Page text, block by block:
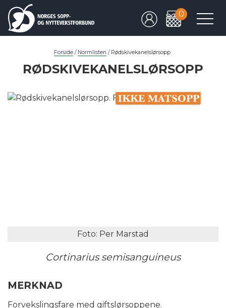
0
Forside / Normlisten / Rødskivekanelslørsopp
RØDSKIVEKANELSLØRSOPP
Foto: Per Marstad
Cortinarius semisanguineus
MERKNAD
Forvekslingsfare med giftslørsoppene.